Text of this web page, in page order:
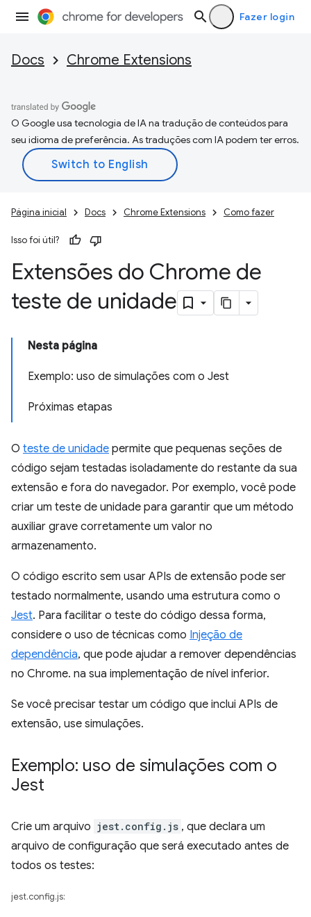
Fazer login
Docs Chrome Extensions
O Google usa tecnologia de IA na tradução de conteúdos para
seu idioma de preferência. As traduções com IA podem ter erros.
Página inicial Docs Chrome Extensions Como fazer
Isso foi útil?
Extensões do Chrome de
teste de unidade
Nesta página
Exemplo: uso de simulações com o Jest
Próximas etapas
O teste de unidade permite que pequenas seções de
código sejam testadas isoladamente do restante da sua
extensão e fora do navegador. Por exemplo, você pode
criar um teste de unidade para garantir que um método
auxiliar grave corretamente um valor no
armazenamento.
O código escrito sem usar APIs de extensão pode ser
testado normalmente, usando uma estrutura como o
Jest. Para facilitar o teste do código dessa forma,
considere o uso de técnicas como Injeção de
dependência, que pode ajudar a remover dependências
no Chrome. na sua implementação de nível inferior.
Se você precisar testar um código que inclui APIs de
extensão, use simulações.
Exemplo: uso de simulações com o
Jest
Crie um arquivo jest.config.js , que declara um
arquivo de configuração que será executado antes de
todos os testes:
jest.config.js: